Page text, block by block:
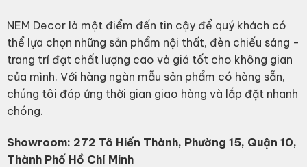
NEM Decor là một điểm đến tin cậy để quý khách có
thể lựa chọn những sản phẩm nội thất, đèn chiếu sáng -
trang trí đạt chất lượng cao và giá tốt cho không gian
của mình. Với hàng ngàn mẫu sản phẩm có hàng sẵn,
chúng tôi đáp ứng thời gian giao hàng và lắp đặt nhanh
chóng.
Showroom: 272 Tô Hiến Thành, Phường 15, Quận 10,
Thành Phố Hồ Chí Minh